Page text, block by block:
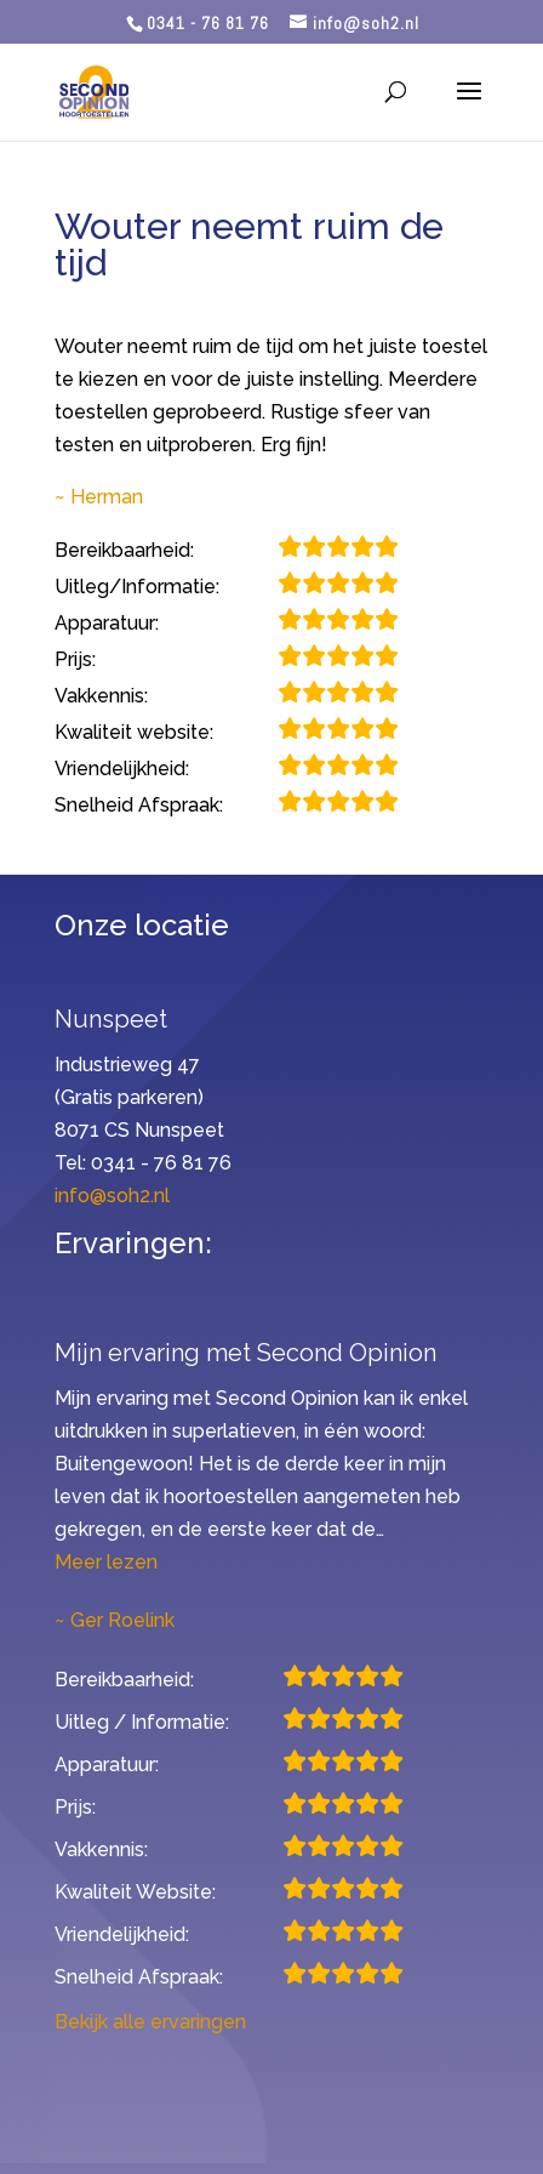
0341 - 76 81 76 info@soh2.nl
Wouter neemt ruim de
tijd
Wouter neemt ruim de tijd om het juiste toestel
te kiezen en voor de juiste instelling. Meerdere
toestellen geprobeerd. Rustige sfeer van
testen en uitproberen. Erg fijn!
Herman
Bereikbaarheid:
Uitleg/Informatie:
Apparatuur:
Prijs:
Vakkennis:
Kwaliteit website:
Vriendelijkheid:
Snelheid Afspraak:
Onze locatie
Nunspeet
Industrieweg 47
(Gratis parkeren)
8071 CS Nunspeet
Tel: 0341 - 76 81 76
info@soh2.nl
Ervaringen:
Mijn ervaring met Second Opinion
Mijn ervaring met Second Opinion kan ik enkel
uitdrukken in superlatieven, in één woord:
Buitengewoon! Het is de derde keer in mijn
leven dat ik hoortoestellen aangemeten heb
gekregen, en de eerste keer dat de…
Meer lezen“Mijn ervaring met Second Opinion”
Ger Roelink
Bereikbaarheid:
Uitleg / Informatie:
Apparatuur:
Prijs:
Vakkennis:
Kwaliteit Website:
Vriendelijkheid:
Snelheid Afspraak:
Bekijk alle ervaringen